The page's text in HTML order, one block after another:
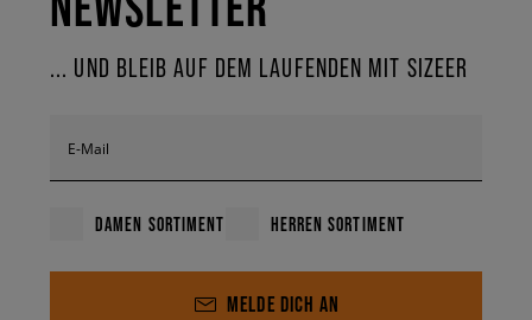
... UND BLEIB AUF DEM LAUFENDEN MIT SIZEER
E-Mail
DAMEN SORTIMENT HERREN SORTIMENT
MELDE DICH AN